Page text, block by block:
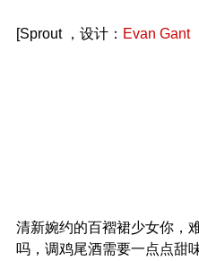
[Sprout ，设计： Evan Gant
清新婉约的百褶裙少女你，
吗，调鸡尾酒需要一点点甜